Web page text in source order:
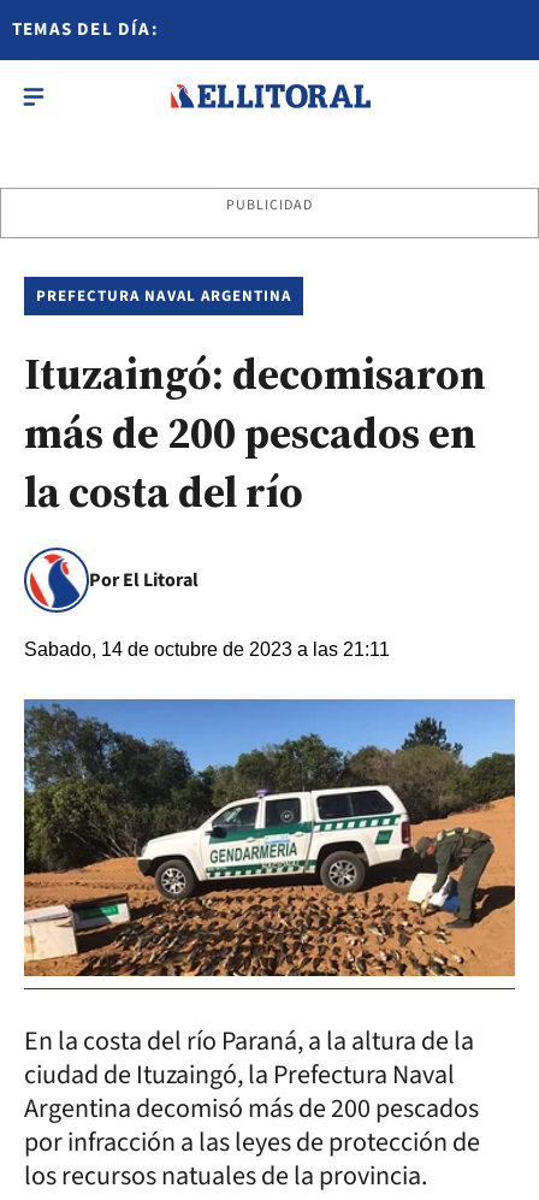
TEMAS DEL DÍA:
PUBLICIDAD
PREFECTURA NAVAL ARGENTINA
Ituzaingó: decomisaron
más de 200 pescados en
la costa del río
Por El Litoral
Sabado, 14 de octubre de 2023 a las 21:11
En la costa del río Paraná, a la altura de la
ciudad de Ituzaingó, la Prefectura Naval
Argentina decomisó más de 200 pescados
por infracción a las leyes de protección de
los recursos natuales de la provincia.